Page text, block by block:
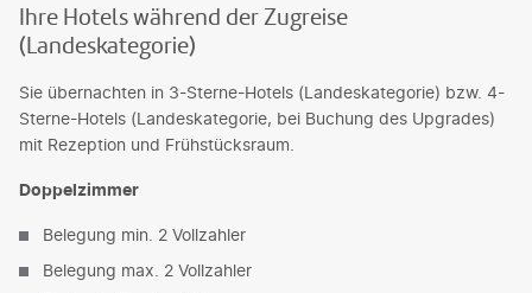
Ihre Hotels während der Zugreise
(Landeskategorie)
Sie übernachten in 3-Sterne-Hotels (Landeskategorie) bzw. 4-
Sterne-Hotels (Landeskategorie, bei Buchung des Upgrades)
mit Rezeption und Frühstücksraum.
Doppelzimmer
Belegung min. 2 Vollzahler
Belegung max. 2 Vollzahler